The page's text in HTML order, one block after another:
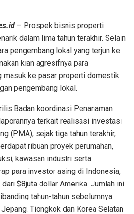
– Prospek bisnis properti
dalam lima tahun terakhir. Selain
pengembang lokal yang terjun ke
kian agresifnya para
masuk ke pasar properti domestik
pengembang lokal.
Badan koordinasi Penanaman
terkait realisasi investasi
(PMA), sejak tiga tahun terakhir,
ribuan proyek perumahan,
kawasan industri serta
para investor asing di Indonesia,
$8juta dollar Amerika. Jumlah ini
tahun-tahun sebelumnya.
Tiongkok dan Korea Selatan